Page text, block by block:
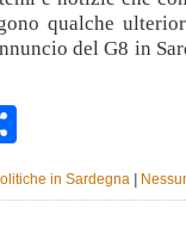
qualche
del G8 in
in Sardegna |